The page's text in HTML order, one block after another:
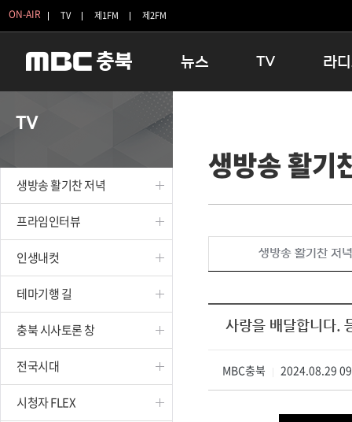
ON-AIR TV 제1FM 제2FM
뉴스
보은
옥천
TV
인생내컷
테마기행 길
시청자 FLEX
특집프로그램
종영프로그램
라
16:00
우리 고
TV
생방송 활기찬 저녁
프라임인터뷰
인생내컷
테마기행 길
충북 시사토론 창
전국시대
시청자 FLEX
생방송 활기
생방송 활기찬 저녁
사랑을 배달합니다.
MBC충북 2024.08.29